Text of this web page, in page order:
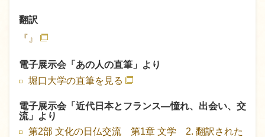
翻訳
『』
電子展示会「あの人の直筆」より
堀口大学の直筆を見る
電子展示会「近代日本とフランス―憧れ、出会い、交
流」より
第2部 文化の日仏交流 第1章 文学 2. 翻訳された